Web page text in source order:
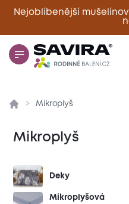
Nejoblíbenější
Mikroplyš
Mikroplyš
Deky
Mikroplyšová